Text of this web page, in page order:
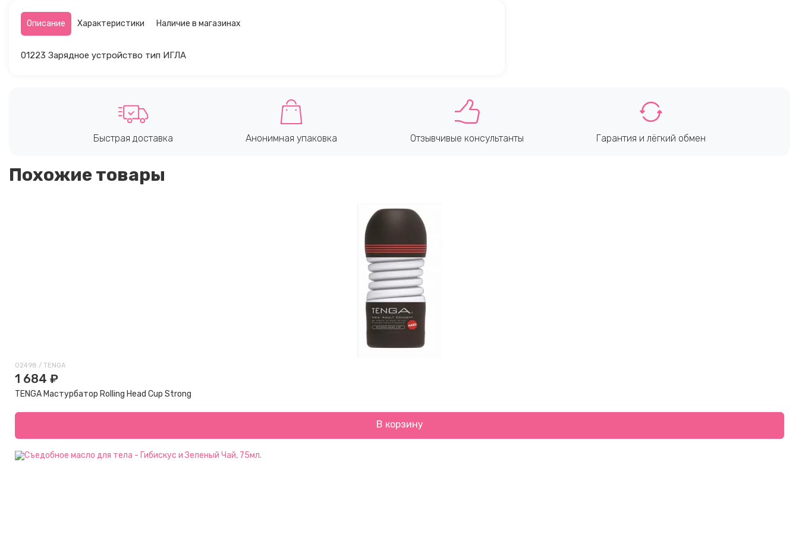
Описание Характеристики Наличие в магазинах
01223 Зарядное устройство тип ИГЛА
Быстрая доставка Анонимная упаковка Отзывчивые консультанты Гарантия и лёгкий обмен
Похожие товары
02498 / TENGA
1 684 ₽
TENGA Мастурбатор Rolling Head Cup Strong
В корзину